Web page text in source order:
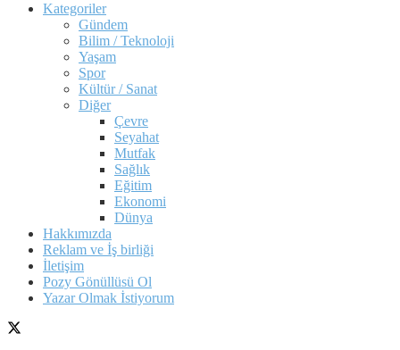
Kategoriler
Gündem
Bilim / Teknoloji
Yaşam
Spor
Kültür / Sanat
Diğer
Çevre
Seyahat
Mutfak
Sağlık
Eğitim
Ekonomi
Dünya
Hakkımızda
Reklam ve İş birliği
İletişim
Pozy Gönüllüsü Ol
Yazar Olmak İstiyorum